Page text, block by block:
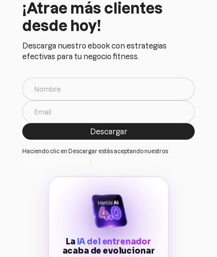
¡Atrae más clientes
desde hoy!
Descarga nuestro ebook con estrategias
efectivas para tu negocio fitness.
Haciendo clic en Descargar estás aceptando nuestros
La IA del entrenador
acaba de evolucionar